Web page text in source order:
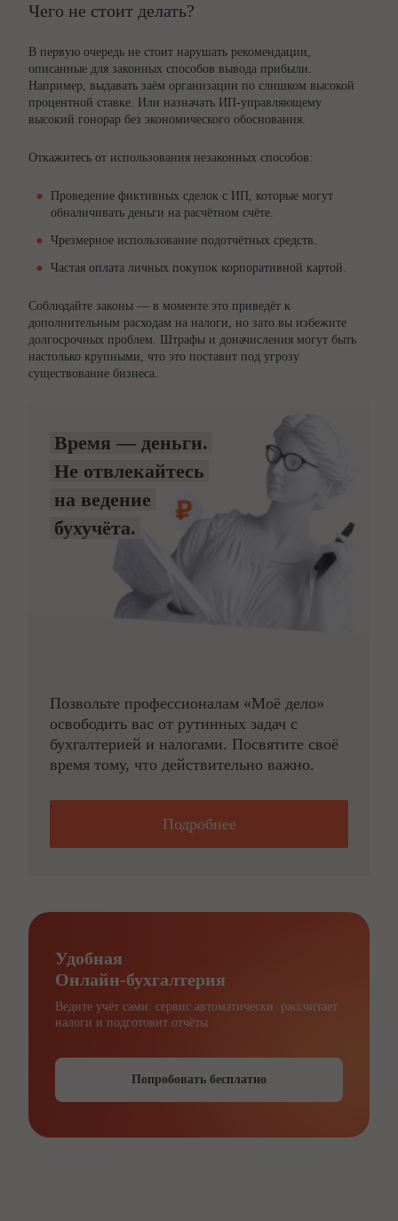
Чего не стоит делать?
В первую очередь не стоит нарушать рекомендации,
описанные для законных способов вывода прибыли.
Например, выдавать заём организации по слишком высокой
процентной ставке. Или назначать ИП-управляющему
высокий гонорар без экономического обоснования.
Откажитесь от использования незаконных способов:
Проведение фиктивных сделок с ИП, которые могут
обналичивать деньги на расчётном счёте.
Чрезмерное использование подотчётных средств.
Частая оплата личных покупок корпоративной картой.
Соблюдайте законы — в моменте это приведёт к
дополнительным расходам на налоги, но зато вы избежите
долгосрочных проблем. Штрафы и доначисления могут быть
настолько крупными, что это поставит под угрозу
существование бизнеса.
Время — деньги.
Не отвлекайтесь
на ведение
бухучёта.
Позвольте профессионалам «Моё дело»
освободить вас от рутинных задач с
бухгалтерией и налогами. Посвятите своё
время тому, что действительно важно.
Подробнее
Удобная
Онлайн-бухгалтерия
Ведите учёт сами: сервис автоматически рассчитает
налоги и подготовит отчёты
Попробовать бесплатно